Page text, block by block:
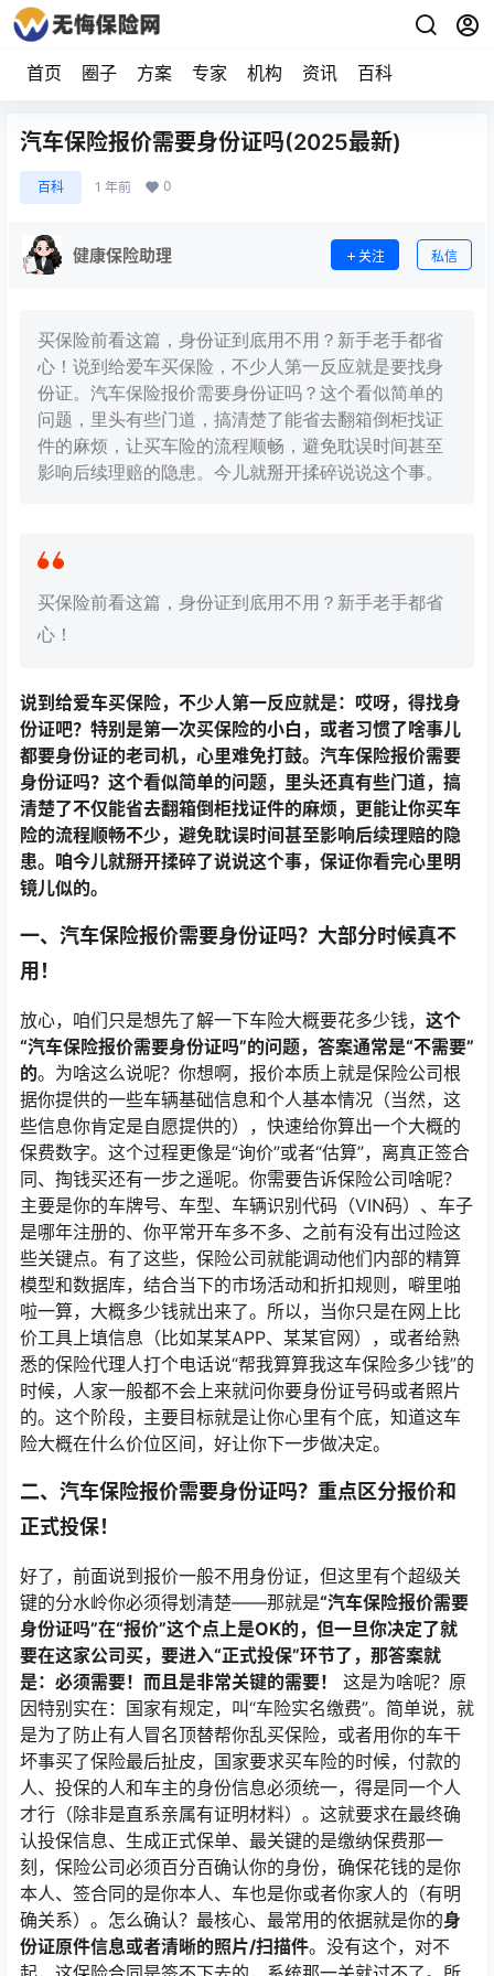
首页 圈子 方案 专家 机构 资讯 百科
汽车保险报价需要身份证吗(2025最新)
百科 1 年前 0
健康保险助理 关注 私信
买保险前看这篇，身份证到底用不用？新手老手都省
心！说到给爱车买保险，不少人第一反应就是要找身
份证。汽车保险报价需要身份证吗？这个看似简单的
问题，里头有些门道，搞清楚了能省去翻箱倒柜找证
件的麻烦，让买车险的流程顺畅，避免耽误时间甚至
影响后续理赔的隐患。今儿就掰开揉碎说说这个事。
买保险前看这篇，身份证到底用不用？新手老手都省
心！
说到给爱车买保险，不少人第一反应就是：哎呀，得找身
份证吧？特别是第一次买保险的小白，或者习惯了啥事儿
都要身份证的老司机，心里难免打鼓。汽车保险报价需要
身份证吗？这个看似简单的问题，里头还真有些门道，搞
清楚了不仅能省去翻箱倒柜找证件的麻烦，更能让你买车
险的流程顺畅不少，避免耽误时间甚至影响后续理赔的隐
患。咱今儿就掰开揉碎了说说这个事，保证你看完心里明
镜儿似的。
一、汽车保险报价需要身份证吗？大部分时候真不
用！
放心，咱们只是想先了解一下车险大概要花多少钱， 这个
“汽车保险报价需要身份证吗”的问题，答案通常是“不需要”
的。为啥这么说呢？你想啊，报价本质上就是保险公司根
据你提供的一些车辆基础信息和个人基本情况（当然，这
些信息你肯定是自愿提供的），快速给你算出一个大概的
保费数字。这个过程更像是“询价”或者“估算”，离真正签合
同、掏钱买还有一步之遥呢。你需要告诉保险公司啥呢？
主要是你的车牌号、车型、车辆识别代码（VIN码）、车子
是哪年注册的、你平常开车多不多、之前有没有出过险这
些关键点。有了这些，保险公司就能调动他们内部的精算
模型和数据库，结合当下的市场活动和折扣规则，噼里啪
啦一算，大概多少钱就出来了。所以，当你只是在网上比
价工具上填信息（比如某某APP、某某官网），或者给熟
悉的保险代理人打个电话说“帮我算算我这车保险多少钱”的
时候，人家一般都不会上来就问你要身份证号码或者照片
的。这个阶段，主要目标就是让你心里有个底，知道这车
险大概在什么价位区间，好让你下一步做决定。
二、汽车保险报价需要身份证吗？重点区分报价和
正式投保！
好了，前面说到报价一般不用身份证，但这里有个超级关
键的分水岭你必须得划清楚——那就是“汽车保险报价需要
身份证吗”在“报价”这个点上是OK的，但一旦你决定了就
要在这家公司买，要进入“正式投保”环节了，那答案就
是：必须需要！而且是非常关键的需要！
这是为啥呢？原
因特别实在：国家有规定，叫“车险实名缴费”。简单说，就
是为了防止有人冒名顶替帮你乱买保险，或者用你的车干
坏事买了保险最后扯皮，国家要求买车险的时候，付款的
人、投保的人和车主的身份信息必须统一，得是同一个人
才行（除非是直系亲属有证明材料）。这就要求在最终确
认投保信息、生成正式保单、最关键的是缴纳保费那一
刻，保险公司必须百分百确认你的身份，确保花钱的是你
本人、签合同的是你本人、车也是你或者你家人的（有明
确关系）。怎么确认？最核心、最常用的依据就是你的身
份证原件信息或者清晰的照片/扫描件。没有这个，对不